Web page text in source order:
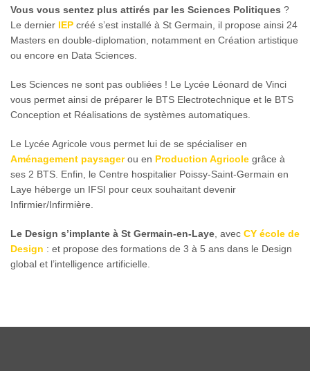
Vous vous sentez plus attirés par les Sciences Politiques ?
Le dernier IEP créé s’est installé à St Germain, il propose ainsi 24
Masters en double-diplomation, notamment en Création artistique
ou encore en Data Sciences.
Les Sciences ne sont pas oubliées ! Le Lycée Léonard de Vinci
vous permet ainsi de préparer le BTS Electrotechnique et le BTS
Conception et Réalisations de systèmes automatiques.
Le Lycée Agricole vous permet lui de se spécialiser en
Aménagement paysagerou en Production Agricole grâce à
ses 2 BTS. Enfin, le Centre hospitalier Poissy-Saint-Germain en
Laye héberge un IFSI pour ceux souhaitant devenir
Infirmier/Infirmière.
Le Design s’implante à St Germain-en-Laye , avec CY école de
Design : et propose des formations de 3 à 5 ans dans le Design
global et l’intelligence artificielle.